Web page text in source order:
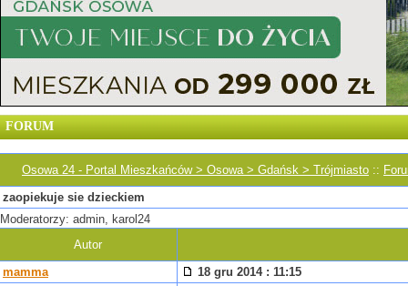
FORUM
Osowa 24 - Portal Mieszkańców > Osowa > Gdańsk > Trójmiasto ::
zaopiekuje sie dzieckiem
Moderatorzy: admin, karol24
Autor
mamma
18 gru 2014 : 11:15